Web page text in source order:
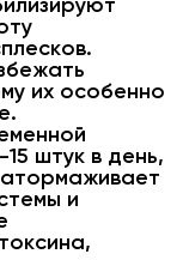
их особенно
штук в день,
и